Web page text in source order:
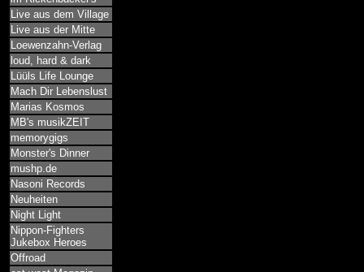
Live aus dem Village
Live aus der Mitte
Loewenzahn-Verlag
loud, hard & dark
Lüüls Life Lounge
Mach Dir Lebenslust
Marias Kosmos
MB's musikZEIT
memorygigs
Monster's Dinner
mushp.de
Nasoni Records
Neuheiten
Night Light
Nippon-Fighters
Jukebox Heroes
Offroad